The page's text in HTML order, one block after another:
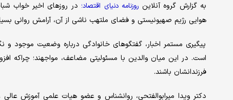
به گزارش گروه آنلاین روزنامه دنیای اقتصاد؛ در روزهای اخیر خواب
هوایی رژیم صهیونیستی و فضای ملتهب ناشی از آن، آرامش روانی
پیگیری مستمر اخبار، گفتگوهای خانوادگی درباره وضعیت موجود
است. در این میان والدین با مسئولیتی مضاعف، مواجهند؛ چراکه
فرزندانشان باشند.
دکتر ویدا میرابوالفتحی، روانشناس و عضو هیات علمی آموزش